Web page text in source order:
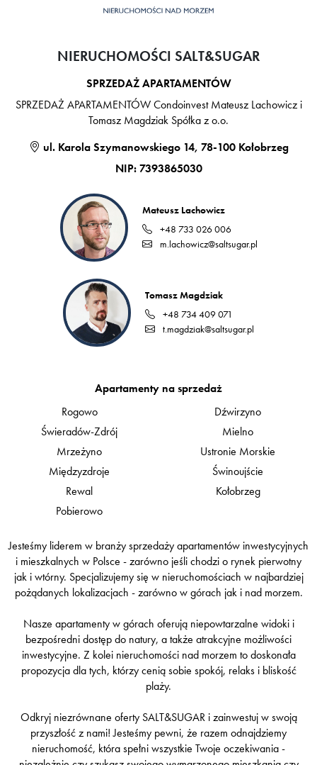
NIERUCHOMOŚCI SALT&SUGAR
SPRZEDAŻ APARTAMENTÓW
SPRZEDAŻ APARTAMENTÓW Condoinvest Mateusz Lachowicz i
Tomasz Magdziak Spółka z o.o.
ul. Karola Szymanowskiego 14, 78-100 Kołobrzeg
NIP: 7393865030
Mateusz Lachowicz
+48 733 026 006
m.lachowicz@saltsugar.pl
Tomasz Magdziak
+48 734 409 071
t.magdziak@saltsugar.pl
Apartamenty na sprzedaż
Rogowo
Świeradów-Zdrój
Dźwirzyno
Mielno
Mrzeżyno
Międzyzdroje
Ustronie Morskie
Świnoujście
Rewal
Pobierowo
Kołobrzeg
Jesteśmy liderem w branży sprzedaży apartamentów inwestycyjnych
i mieszkalnych w Polsce - zarówno jeśli chodzi o rynek pierwotny
jak i wtórny. Specjalizujemy się w nieruchomościach w najbardziej
pożądanych lokalizacjach - zarówno w górach jak i nad morzem.
Nasze apartamenty w górach oferują niepowtarzalne widoki i
bezpośredni dostęp do natury, a także atrakcyjne możliwości
inwestycyjne. Z kolei nieruchomości nad morzem to doskonała
propozycja dla tych, którzy cenią sobie spokój, relaks i bliskość
plaży.
Odkryj niezrównane oferty SALT&SUGAR i zainwestuj w swoją
przyszłość z nami! Jesteśmy pewni, że razem odnajdziemy
nieruchomość, która spełni wszystkie Twoje oczekiwania -